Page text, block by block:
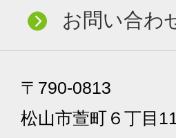
お問い合わ
〒790-0813
松山市萱町６丁目